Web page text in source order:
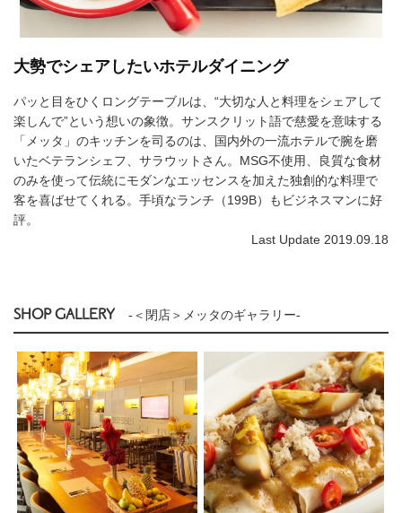
大勢でシェアしたいホテルダイニング
パッと目をひくロングテーブルは、“大切な人と料理をシェアして
楽しんで”という想いの象徴。サンスクリット語で慈愛を意味する
「メッタ」のキッチンを司るのは、国内外の一流ホテルで腕を磨
いたベテランシェフ、サラウットさん。MSG不使用、良質な食材
のみを使って伝統にモダンなエッセンスを加えた独創的な料理で
客を喜ばせてくれる。手頃なランチ（199B）もビジネスマンに好
評。
Last Update 2019.09.18
SHOP GALLERY -＜閉店＞メッタのギャラリー-